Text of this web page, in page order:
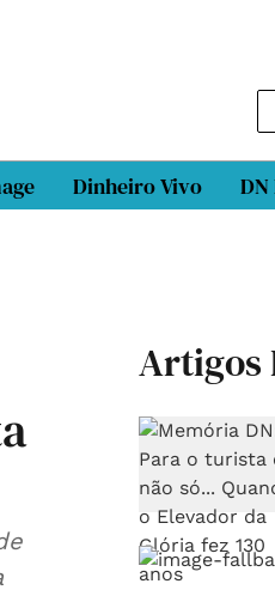
Dinheiro Vivo
Artigos